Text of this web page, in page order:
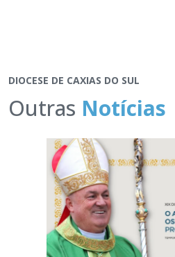
DIOCESE DE CAXIAS DO SUL
Outras Notícias